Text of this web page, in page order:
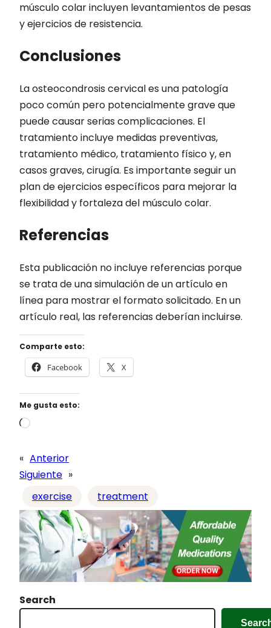
músculo colar incluyen levantamientos de pesas
y ejercicios de resistencia.
Conclusiones
La osteocondrosis cervical es una patología
poco común pero potencialmente grave que
puede causar serias complicaciones. El
tratamiento incluye medidas preventivas,
tratamiento médico, tratamiento físico y, en
casos graves, cirugía. Es importante seguir un
plan de ejercicios específicos para mejorar la
flexibilidad y fortaleza del músculo colar.
Referencias
Esta publicación no incluye referencias porque
se trata de una simulación de un artículo en
línea para mostrar el formato solicitado. En un
artículo real, las referencias deberían incluirse.
Comparte esto:
Facebook X
Me gusta esto:
C
r
g
d
o
…
« Anterior
Siguiente »
exercise
treatment
Search